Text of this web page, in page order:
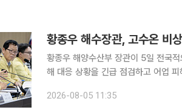
황종우 해수장관, 고수온 비
황종우 해양수산부 장관이 5일 전국
해 대응 상황을 긴급 점검하고 어업 피해 최소
2026-08-05 11:35